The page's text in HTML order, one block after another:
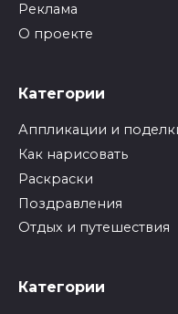
Реклама
О проекте
Категории
Аппликации и
Как нарисовать
Раскраски
Поздравления
Отдых и путешествия
Категории